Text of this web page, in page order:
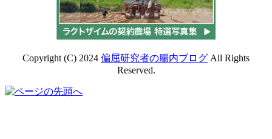
Copyright (C) 2024 偏屈研究者の腸内ブログ All Rights
Reserved.